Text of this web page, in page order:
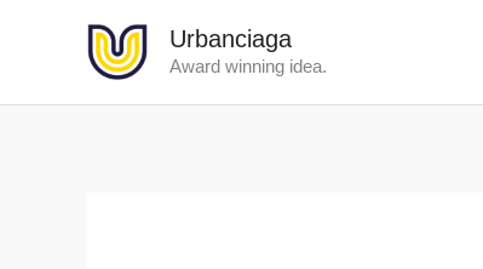
konten
Urbanciaga
Award winning idea.